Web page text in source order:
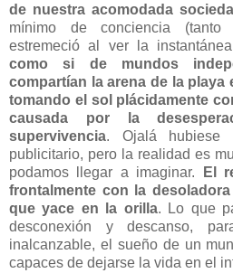
de nuestra acomodada
mínimo de conciencia (tanto
estremeció al ver la
como si de mundos
compartían la arena de la
tomando el sol plácidamente
causada por la
supervivencia. Ojalá hubiese
publicitario, pero la realidad es
podamos llegar a imaginar. El
frontalmente con la
que yace en la orilla. Lo que
desconexión y descanso,
inalcanzable, el sueño de un
capaces de dejarse la vida en el